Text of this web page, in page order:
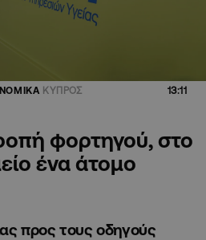
ΚΥΠΡΟΣ 13:11
φορτηγού, στο
ένα άτομο
προς τους οδηγούς